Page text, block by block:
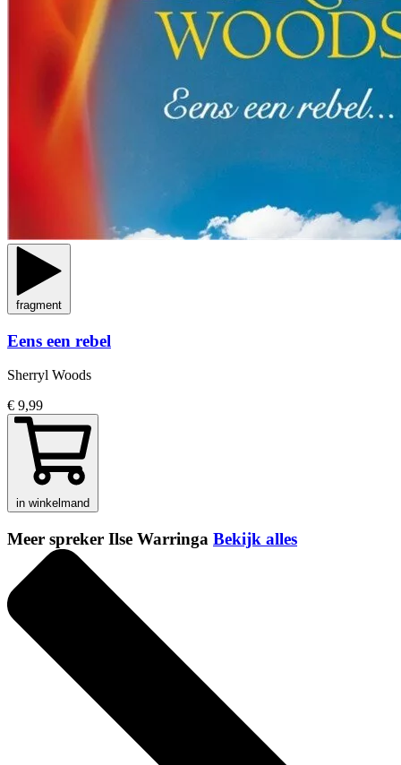
fragment
Eens een rebel
Sherryl Woods
€ 9,99
in winkelmand
Meer spreker Ilse Warringa Bekijk alles